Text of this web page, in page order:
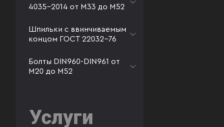
4035-2014 от М33 до М52
Шпильки с ввинчиваемым
концом ГОСТ 22032-76
Болты DIN960-DIN961 от
М20 до М52
Услуги